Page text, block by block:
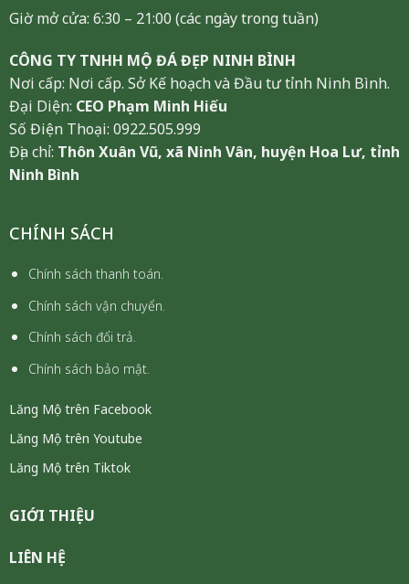
Giờ mở cửa: 6:30 – 21:00 (các ngày trong tuần)
CÔNG TY TNHH MỘ ĐÁ ĐẸP NINH BÌNH
Nơi cấp: Nơi cấp. Sở Kế hoạch và Đầu tư tỉnh Ninh Bình.
Đại Diện: CEO Phạm Minh Hiếu
Số Điện Thoại: 0922.505.999
Địa chỉ: Thôn Xuân Vũ, xã Ninh Vân, huyện Hoa Lư, tỉnh
Ninh Bình
CHÍNH SÁCH
Chính sách thanh toán.
Chính sách vận chuyển.
Chính sách đổi trả.
Chính sách bảo mật.
Lăng Mộ trên Facebook
Lăng Mộ trên Youtube
Lăng Mộ trên Tiktok
GIỚI THIỆU
LIÊN HỆ